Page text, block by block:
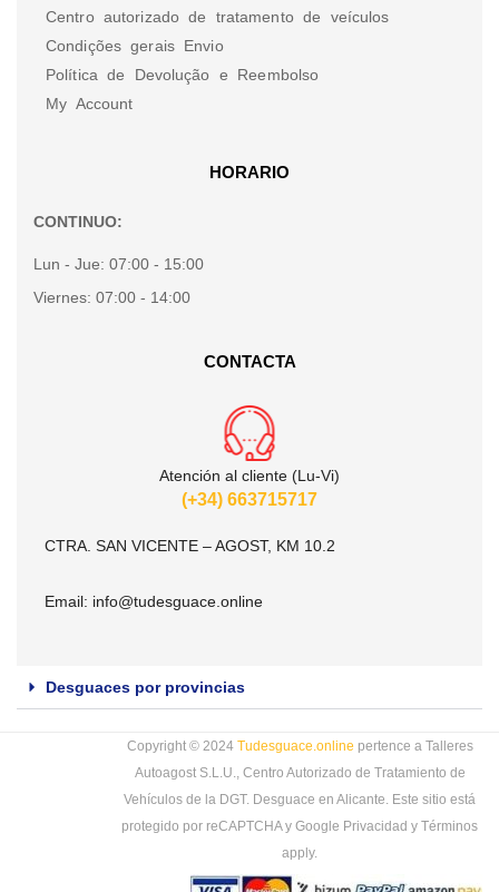
Centro autorizado de tratamento de veículos
Condições gerais Envio
Política de Devolução e Reembolso
My Account
HORARIO
CONTINUO:
Lun - Jue: 07:00 - 15:00
Viernes: 07:00 - 14:00
CONTACTA
Atención al cliente (Lu-Vi)
(+34) 663715717
CTRA. SAN VICENTE – AGOST, KM 10.2
Email: info@tudesguace.online
Desguaces por provincias
Copyright © 2024 Tudesguace.online pertence a Talleres
Autoagost S.L.U., Centro Autorizado de Tratamiento de
Vehículos de la DGT. Desguace en Alicante. Este sitio está
protegido por reCAPTCHA y Google Privacidad y Términos
apply.